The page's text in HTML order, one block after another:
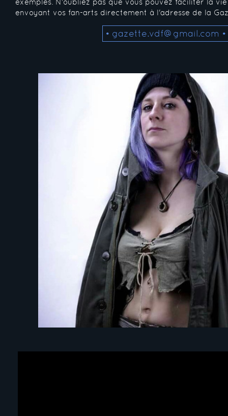
exemples. N'oubliez pas que vous pouvez faciliter la
envoyant vos fan-arts directement à l'adresse de la
• gazette.vdf@gmail.com •